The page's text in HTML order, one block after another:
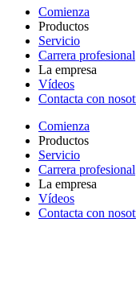
Comienza
Productos
Servicio
Carrera profesional
La empresa
Vídeos
Contacta con
Comienza
Productos
Servicio
Carrera profesional
La empresa
Vídeos
Contacta con